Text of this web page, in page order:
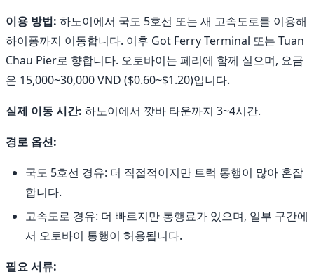
이용 방법: 하노이에서 국도 5호선 또는 새 고속도로를 이용해
하이퐁까지 이동합니다. 이후 Got Ferry Terminal 또는 Tuan
Chau Pier로 향합니다. 오토바이는 페리에 함께 실으며, 요금
은 15,000~30,000 VND ($0.60~$1.20)입니다.
실제 이동 시간: 하노이에서 깟바 타운까지 3~4시간.
경로 옵션:
국도 5호선 경유: 더 직접적이지만 트럭 통행이 많아 혼잡
합니다.
고속도로 경유: 더 빠르지만 통행료가 있으며, 일부 구간에
서 오토바이 통행이 허용됩니다.
필요 서류: